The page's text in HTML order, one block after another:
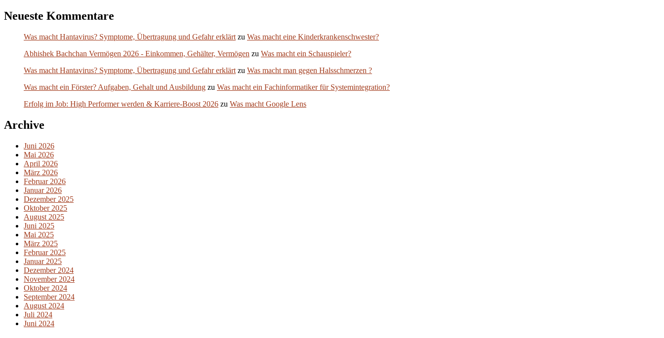
Neueste Kommentare
Was macht Hantavirus? Symptome, Übertragung und Gefahr erklärt zu Was macht eine Kinderkrankenschwester?
Abhishek Bachchan Vermögen 2026 - Einkommen, Gehälter, Vermögen zu Was macht ein Schauspieler?
Was macht Hantavirus? Symptome, Übertragung und Gefahr erklärt zu Was macht man gegen Halsschmerzen ?
Was macht ein Förster? Aufgaben, Gehalt und Ausbildung zu Was macht ein Fachinformatiker für Systemintegration?
Erfolg im Job: High Performer werden & Karriere-Boost 2026 zu Was macht Google Lens
Archive
Juni 2026
Mai 2026
April 2026
März 2026
Februar 2026
Januar 2026
Dezember 2025
Oktober 2025
August 2025
Juni 2025
Mai 2025
März 2025
Februar 2025
Januar 2025
Dezember 2024
November 2024
Oktober 2024
September 2024
August 2024
Juli 2024
Juni 2024